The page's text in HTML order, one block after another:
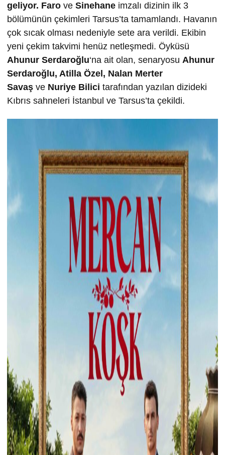
geliyor. Faro ve Sinehane imzalı dizinin ilk 3
bölümünün çekimleri Tarsus’ta tamamlandı. Havanın
çok sıcak olması nedeniyle sete ara verildi. Ekibin
yeni çekim takvimi henüz netleşmedi. Öyküsü
Ahunur Serdaroğ lu‘na ait olan, senaryosu Ahunur
Serdaroğ lu, Atilla Özel, Nalan Merter
Savaş ve Nuriye Bilici tarafından yazılan dizideki
Kıbrıs sahneleri İstanbul ve Tarsus’ta çekildi.